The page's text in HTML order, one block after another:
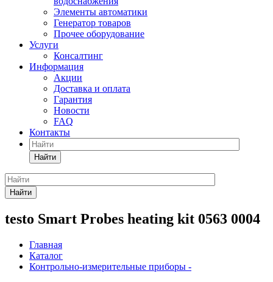
Элементы автоматики
Генератор товаров
Прочее оборудование
Услуги
Консалтинг
Информация
Акции
Доставка и оплата
Гарантия
Новости
FAQ
Контакты
Найти
Найти
testo Smart Probes heating kit 0563 0004
Главная
Каталог
Контрольно-измерительные приборы -